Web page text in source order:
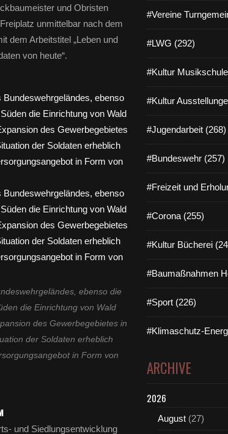
und Obristen
unmittelbar nach dem
dem Arbeitstitel „Leben und
von heute“.
ebenso die
die Einrichtung von Wald
des Gewerbegebietes in
der Soldaten erheblich
in Form von
und Siedlungsentwicklung
#Vereine
#LWG (292)
#Kultur
#Kultur
#Jugendarbeit (268)
#Bundeswehr (257)
#Freizeit und
#Corona (255)
#Kultur Bücherei
#Baumaßnahmen
#Sport (226)
#Klimaschutz-
ARCHIVE
2026
August (27)